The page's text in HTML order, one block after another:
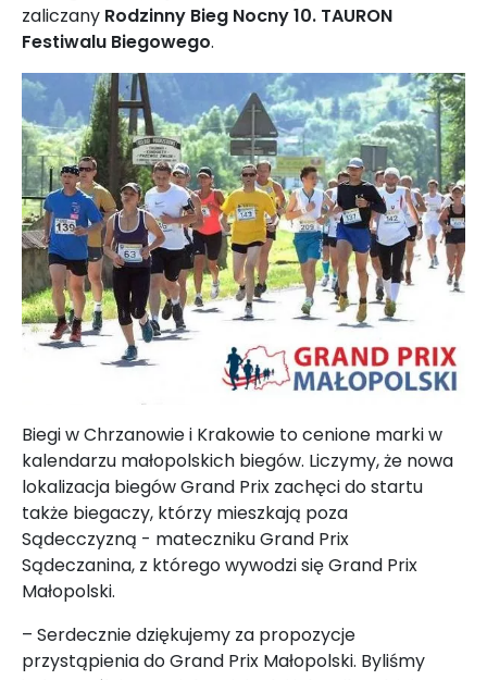
zaliczany Rodzinny Bieg Nocny 10. TAURON
Festiwalu Biegowego.
Biegi w Chrzanowie i Krakowie to cenione marki w
kalendarzu małopolskich biegów. Liczymy, że nowa
lokalizacja biegów Grand Prix zachęci do startu
także biegaczy, którzy mieszkają poza
Sądecczyzną - mateczniku Grand Prix
Sądeczanina, z którego wywodzi się Grand Prix
Małopolski.
– Serdecznie dziękujemy za propozycje
przystąpienia do Grand Prix Małopolski. Byliśmy